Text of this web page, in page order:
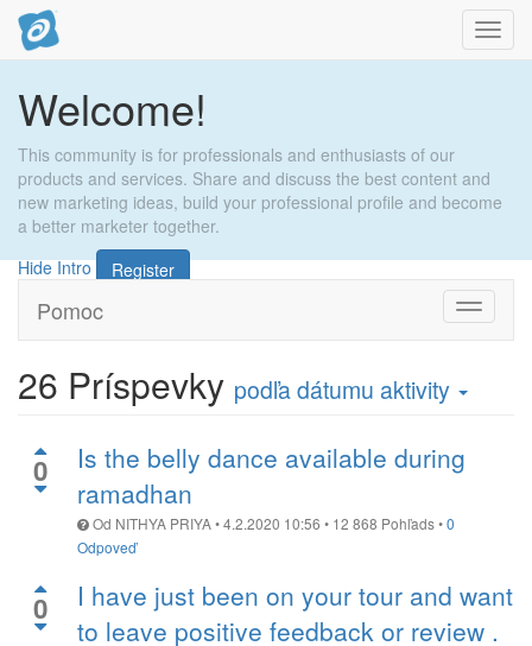
Welcome!
This community is for professionals and enthusiasts of our
products and services. Share and discuss the best content and
new marketing ideas, build your professional profile and become
a better marketer together.
Hide Intro
Register
Prepnúť
Pomoc
26 Príspevky podľa dátumu aktivity
0
Is the belly dance available during
ramadhan
Od NITHYA PRIYA•4.2.2020 10:56 • 12 868 Pohľads•0
Odpoveď
0
I have just been on your tour and want
to leave positive feedback or review .